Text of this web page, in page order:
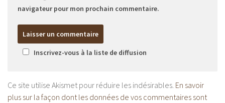
navigateur pour mon prochain commentaire.
Inscrivez-vous à la liste de diffusion
Ce site utilise Akismet pour réduire les indésirables. En savoir
plus sur la façon dont les données de vos commentaires sont